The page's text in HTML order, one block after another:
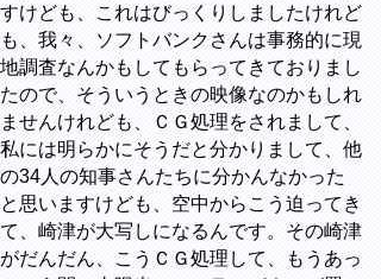
すけども、これはびっくりしましたけれど
も、我々、ソフトバンクさんは事務的に現
地調査なんかもしてもらってきておりまし
たので、そういうときの映像なのかもしれ
ませんけれども、ＣＧ処理をされまして、
私には明らかにそうだと分かりまして、他
の34人の知事さんたちに分かんなかった
と思いますけども、空中からこう迫ってき
て、崎津が大写しになるんです。その崎津
がだんだん、こうＣＧ処理して、もうあっ